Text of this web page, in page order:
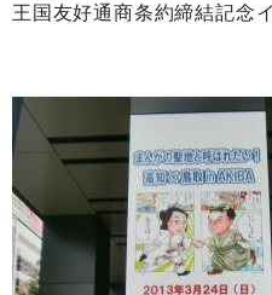
王国友好通商条約締結記念